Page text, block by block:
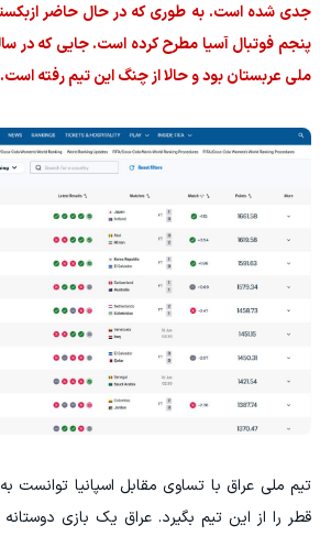
جدی شده است. به طوری که در حال حاضر
پنجم فوتبال آسیا مطرح کرده است. جایی که در
ملی عربستان بود و حالا از چنگ این تیم رفته است.
تیم ملی عراق با تساوی مقابل اسپانیا توانست
قطر را از این تیم بگیرد. عراق یک بازی دوستانه